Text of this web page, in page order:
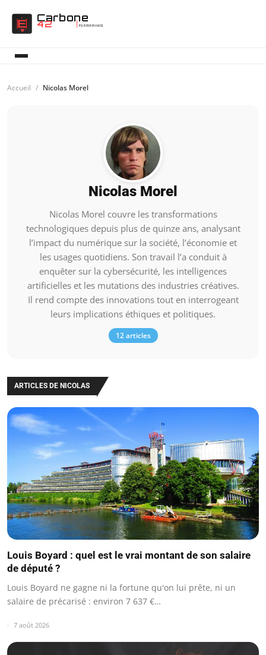
Carbone
42 PERFORMANCE
Accueil Nicolas Morel
Nicolas Morel
Nicolas Morel couvre les transformations
technologiques depuis plus de quinze ans, analysant
l’impact du numérique sur la société, l’économie et
les usages quotidiens. Son travail l’a conduit à
enquêter sur la cybersécurité, les intelligences
artificielles et les mutations des industries créatives.
Il rend compte des innovations tout en interrogeant
leurs implications éthiques et politiques.
12 articles
ARTICLES DE NICOLAS
Louis Boyard : quel est le vrai montant de son salaire
de député ?
Louis Boyard ne gagne ni la fortune qu'on lui prête, ni un
salaire de précarisé : environ 7 637 €…
7 août 2026